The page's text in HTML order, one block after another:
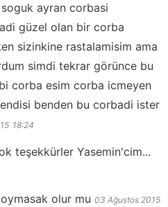
ayran corbasi
güzel olan bir corba
sizinkine rastalamisim ama
simdi tekrar görünce bu
corba esim corba icmeyen
benden bu corbadi ister
18:24
teşekkürler Yasemin'cim...
olur mu 03 Ağustos 2015